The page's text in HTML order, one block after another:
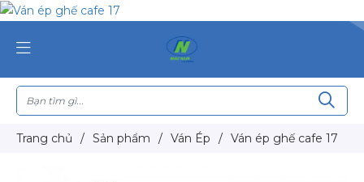
Trang chủ / Sản phẩm / Ván Ép / Ván ép ghế cafe 17